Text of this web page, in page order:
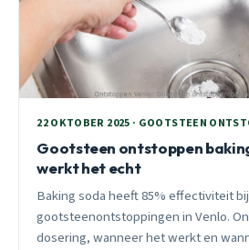
22 OKTOBER 2025 · GOOTSTEEN
Gootsteen ontstoppen
werkt het echt
Baking soda heeft 85% effectiviteit
gootsteenontstoppingen in Venlo.
dosering, wanneer het werkt en